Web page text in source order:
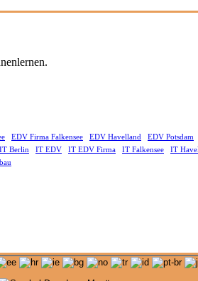
EDV Firma Falkensee EDV Havelland EDV Potsdam
IT Berlin IT EDV IT EDV Firma IT Falkensee IT